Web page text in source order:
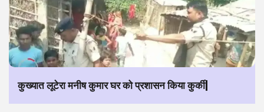
कुख्यात लूटेरा मनीष कुमार घर को प्रशासन किया कुर्की|